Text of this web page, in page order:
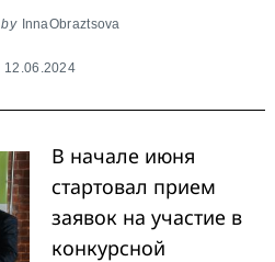
by InnaObraztsova
12.06.2024
В начале июня
стартовал прием
заявок на участие в
конкурсной